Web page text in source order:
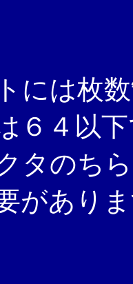
には枚
６４以
タのち
があり